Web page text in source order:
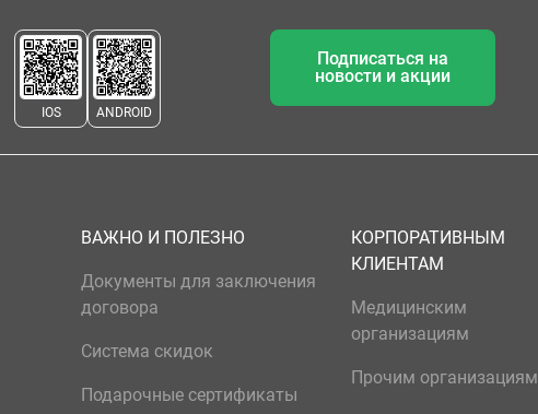
IOS ANDROID
Подписаться на
новости и акции
ВАЖНО И ПОЛЕЗНО
Документы для заключения
договора
Система скидок
Подарочные сертификаты
КОРПОРАТИВНЫМ
КЛИЕНТАМ
Медицинским
организациям
Прочим организациям